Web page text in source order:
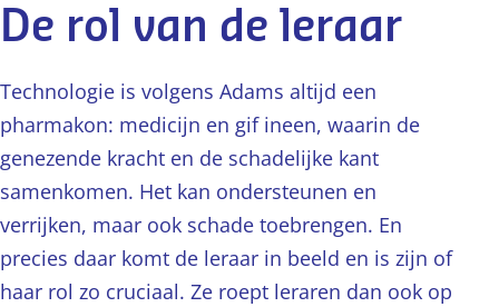
De rol van de leraar
Technologie is volgens Adams altijd een
pharmakon: medicijn en gif ineen, waarin de
genezende kracht en de schadelijke kant
samenkomen. Het kan ondersteunen en
verrijken, maar ook schade toebrengen. En
precies daar komt de leraar in beeld en is zijn of
haar rol zo cruciaal. Ze roept leraren dan ook op